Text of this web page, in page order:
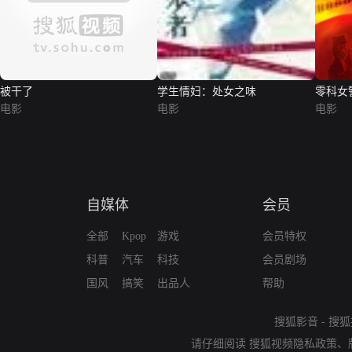
被干了
电影
学生情妇：处女之味
电影
零科女
电影
自媒体
全部
科普
国风
Kpop
汽车
搞笑
游戏
科技
出品人
会员
会员特权
会员剧场
帮助
搜狐影音 - 搜
请仔细阅读 搜狐视频隐私政策、